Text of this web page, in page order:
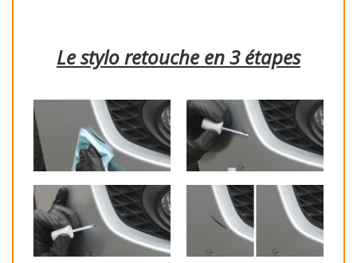
Le stylo retouche en 3 étapes